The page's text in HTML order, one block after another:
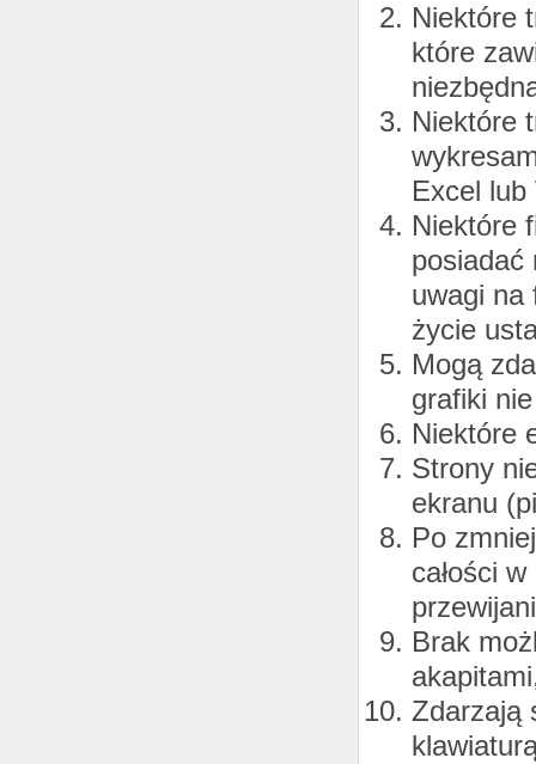
Niektóre
które
Niektóre
Excel
Niektóre
posiadać
uwagi na
życie
Mogą
grafiki
Niektóre
Strony
ekranu
Po
całości
Brak
Zdarzają